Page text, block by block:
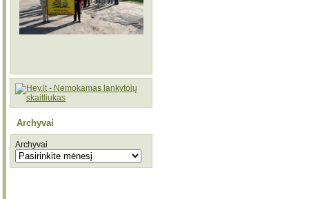
Archyvai
Archyvai